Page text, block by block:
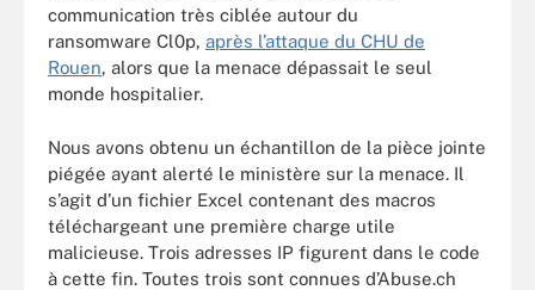
communication très ciblée autour du
ransomware Cl0p, après l’attaque du CHU de
Rouen, alors que la menace dépassait le seul
monde hospitalier.
Nous avons obtenu un échantillon de la pièce jointe
piégée ayant alerté le ministère sur la menace. Il
s’agit d’un fichier Excel contenant des macros
téléchargeant une première charge utile
malicieuse. Trois adresses IP figurent dans le code
à cette fin. Toutes trois sont connues d’Abuse.ch